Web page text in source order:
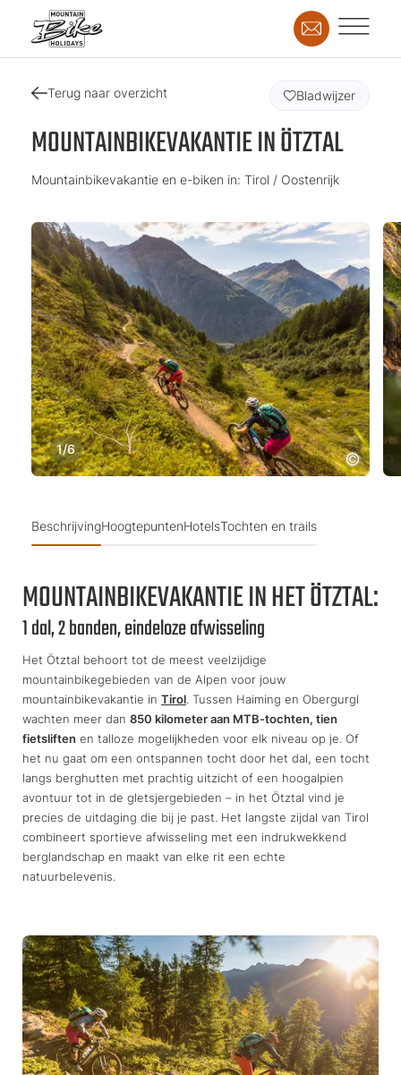
Terug naar overzicht
MOUNTAINBIKEVAKANTIE IN ÖTZTAL
Mountainbikevakantie en e-biken in: Tirol / Oostenrijk
Bladwijzer
1/6
BeschrijvingHoogtepuntenHotelsTochten en trails
MOUNTAINBIKEVAKANTIE IN HET ÖTZTAL:
1 dal, 2 banden, eindeloze afwisseling
Het Ötztal behoort tot de meest veelzijdige
mountainbikegebieden van de Alpen voor jouw
mountainbikevakantie in Tirol. Tussen Haiming en Obergurgl
wachten meer dan 850 kilometer aan MTB-tochten, tien
fietsliften en talloze mogelijkheden voor elk niveau op je. Of
het nu gaat om een ontspannen tocht door het dal, een tocht
langs berghutten met prachtig uitzicht of een hoogalpien
avontuur tot in de gletsjergebieden – in het Ötztal vind je
precies de uitdaging die bij je past. Het langste zijdal van Tirol
combineert sportieve afwisseling met een indrukwekkend
berglandschap en maakt van elke rit een echte
natuurbelevenis.